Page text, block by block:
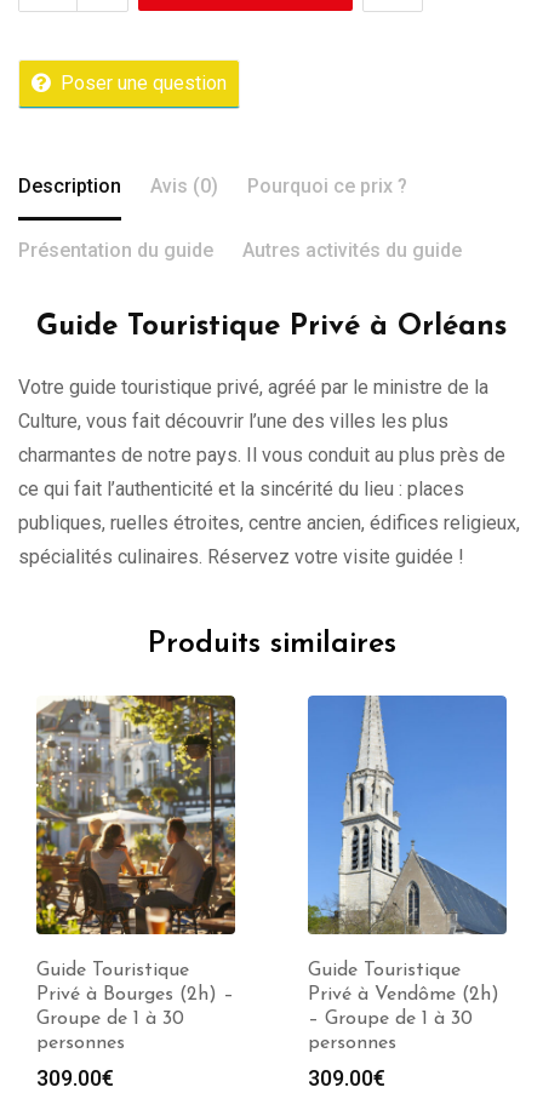
Poser une question
Description Avis (0) Pourquoi ce prix ?
Présentation du guide Autres activités du guide
Guide Touristique Privé à Orléans
Votre guide touristique privé, agréé par le ministre de la
Culture, vous fait découvrir l’une des villes les plus
charmantes de notre pays. Il vous conduit au plus près de
ce qui fait l’authenticité et la sincérité du lieu : places
publiques, ruelles étroites, centre ancien, édifices religieux,
spécialités culinaires. Réservez votre visite guidée !
Produits similaires
Guide Touristique
Privé à Bourges (2h) –
Groupe de 1 à 30
personnes
309.00€
Guide Touristique
Privé à Vendôme (2h)
– Groupe de 1 à 30
personnes
309.00€